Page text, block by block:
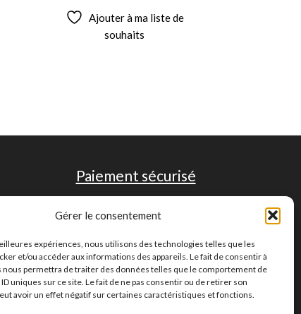
Gérer le consentement
expériences, nous utilisons des technologies telles que les
et/ou accéder aux informations des appareils. Le fait de consentir à
nous permettra de traiter des données telles que le comportement de
uniques sur ce site. Le fait de ne pas consentir ou de retirer son
avoir un effet négatif sur certaines caractéristiques et fonctions.
Ajouter à ma liste de
souhaits
Paiement sécurisé